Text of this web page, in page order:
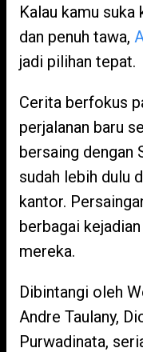
Kalau kamu
dan penuh tawa,
jadi pilihan tepat.
Cerita berfokus
perjalanan baru
bersaing dengan
sudah lebih dulu
kantor.
berbagai
mereka.
Dibintangi oleh
Andre Taulany,
Purwadinata,